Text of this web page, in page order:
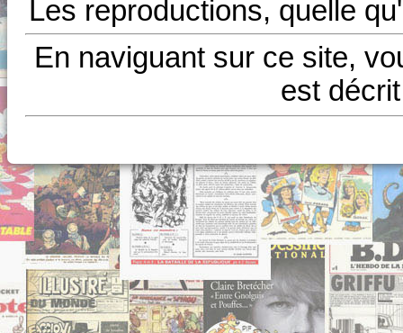
Les reproductions, quelle
En naviguant sur ce site,
est